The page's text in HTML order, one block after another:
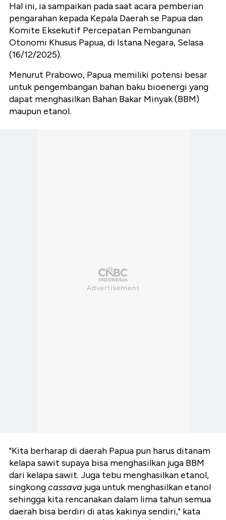
Hal ini, ia sampaikan pada saat acara pemberian
pengarahan kepada Kepala Daerah se Papua dan
Komite Eksekutif Percepatan Pembangunan
Otonomi Khusus Papua, di Istana Negara, Selasa
(16/12/2025).
Menurut Prabowo, Papua memiliki potensi besar
untuk pengembangan bahan baku bioenergi yang
dapat menghasilkan Bahan Bakar Minyak (BBM)
maupun etanol.
"Kita berharap di daerah Papua pun harus ditanam
kelapa sawit supaya bisa menghasilkan juga BBM
dari kelapa sawit. Juga tebu menghasilkan etanol,
singkongcassava juga untuk menghasilkan etanol
sehingga kita rencanakan dalam lima tahun semua
daerah bisa berdiri di atas kakinya sendiri," kata